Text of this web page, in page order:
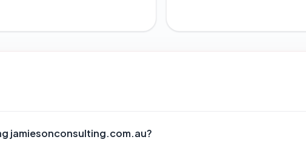
jamiesonconsulting.com.au?